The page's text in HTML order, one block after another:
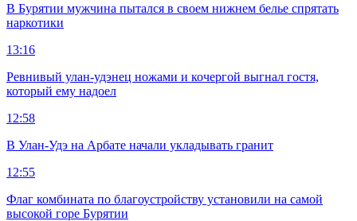
В Бурятии мужчина пытался в своем нижнем белье спрятать
наркотики
13:16
Ревнивый улан-удэнец ножами и кочергой выгнал гостя,
который ему надоел
12:58
В Улан-Удэ на Арбате начали укладывать гранит
12:55
Флаг комбината по благоустройству установили на самой
высокой горе Бурятии